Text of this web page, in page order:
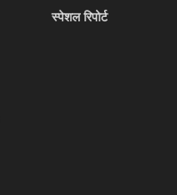
स्पेशल रिपोर्ट